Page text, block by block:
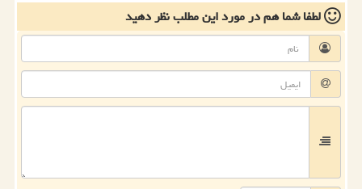
لطفا شما همدر مورد این مطلبنظر دهید